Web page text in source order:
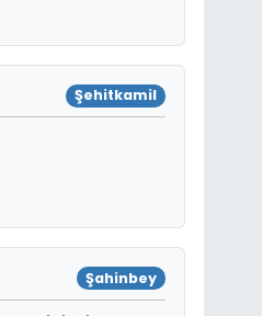
Şehitkamil
Şahinbey